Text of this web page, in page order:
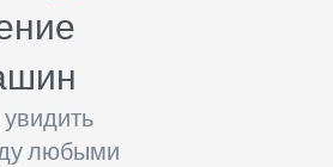
любыми